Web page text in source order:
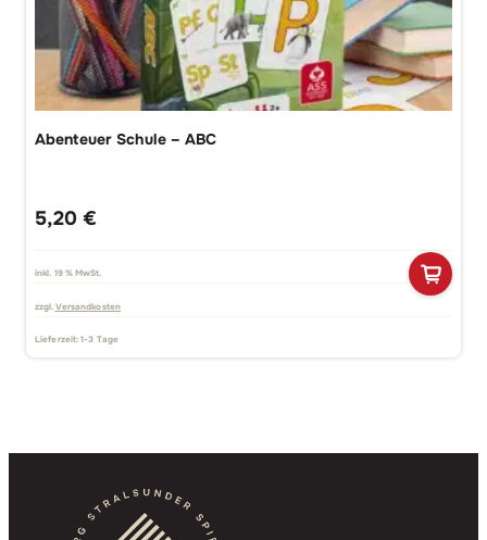
Abenteuer Schule – ABC
5,20 €
inkl. 19 % MwSt.
zzgl. Versandkosten
Lieferzeit:1-3 Tage